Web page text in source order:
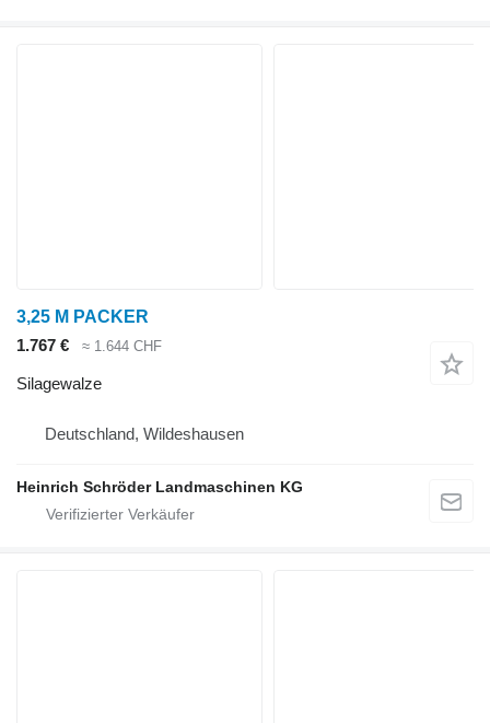
3,25 M PACKER
1.767 €
≈ 1.644 CHF
Silagewalze
Deutschland, Wildeshausen
Heinrich Schröder Landmaschinen KG